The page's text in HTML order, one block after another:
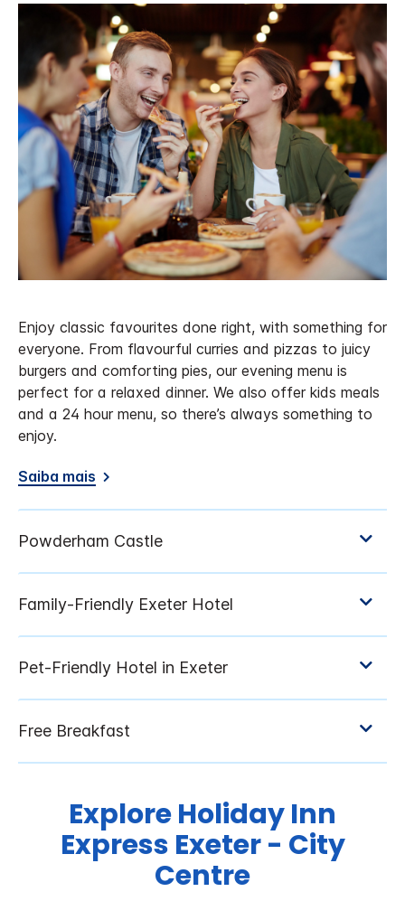
Enjoy classic favourites done right, with something for
everyone. From flavourful curries and pizzas to juicy
burgers and comforting pies, our evening menu is
perfect for a relaxed dinner. We also offer kids meals
and a 24 hour menu, so there’s always something to
enjoy.
Saiba mais
ExploreHoliday Inn
Express Exeter - City
Centre